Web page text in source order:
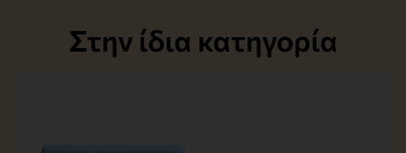
Στην ίδια κατηγορία